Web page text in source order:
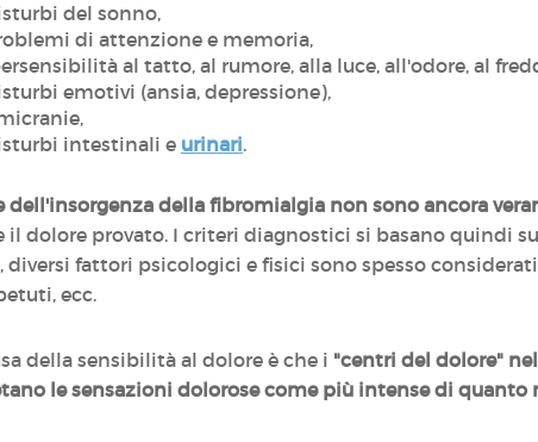
del sonno,
di attenzione e memoria,
al tatto, al rumore, alla luce, all'odore, al
emotivi (ansia, depressione),
intestinali e urinari.
dell'insorgenza della fibromialgia non sono ancora
il dolore provato. I criteri diagnostici si basano quindi
diversi fattori psicologici e fisici sono spesso
ecc.
della sensibilità al dolore è che i "centri del dolore"
le sensazioni dolorose come più intense di quanto